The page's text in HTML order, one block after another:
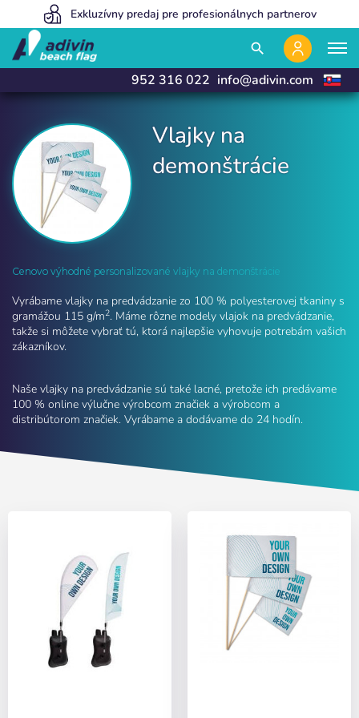
Vyrábame a dodávame do 24 hodín
Exkluzívny predaj pre profesionálnych partnerov
Naše ceny sú tak nízke, pretože predávame 100% online
search
952 316 022 info@adivin.com
Vlajky na demonštrácie | Adivin Beach Flag
Vlajky na
demonštrácie
Cenovo výhodné personalizované vlajky na demonštrácie
Vyrábame vlajky na predvádzanie zo 100 % polyesterovej tkaniny s
gramážou 115 g/m2. Máme rôzne modely vlajok na predvádzanie,
takže si môžete vybrať tú, ktorá najlepšie vyhovuje potrebám vašich
zákazníkov.
Naše vlajky na predvádzanie sú také lacné, pretože ich predávame
100 % online výlučne výrobcom značiek a výrobcom a
distribútorom značiek. Vyrábame a dodávame do 24 hodín.